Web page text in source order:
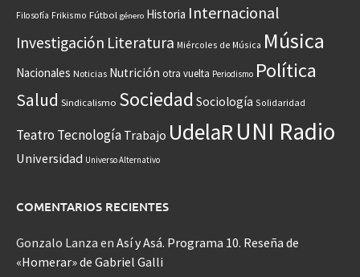
Filosofía Frikismo Fútbol género Historia Internacional
Investigación Literatura Miércoles de Música Música
Nacionales Noticias Nutrición otra vuelta Periodismo Política
Salud Sindicalismo Sociedad Sociología Solidaridad
Teatro Tecnología Trabajo UdelaRUNI Radio
Universidad Universo Alternativo
COMENTARIOS RECIENTES
Gonzalo Lanza en Así y Asá. Programa 10. Reseña de
«Homerar» de Gabriel Galli